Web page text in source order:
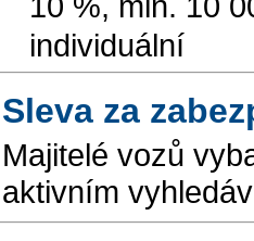
individuální
Sleva za
Majitelé vozů
aktivním